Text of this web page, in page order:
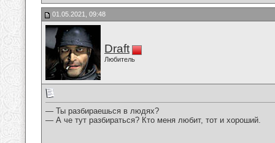
01.05.2021, 09:48
Draft
Любитель
— Ты разбираешься в людях?
— А че тут разбираться? Кто меня любит, тот и хороший.